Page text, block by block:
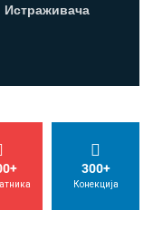
Истраживача
300+
Конекција